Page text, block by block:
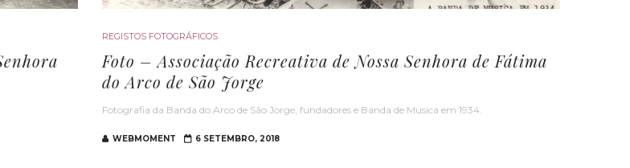
REGISTOS FOTOGRÁFICOS
Foto – Associação Recreativa de Nossa Senhora de Fátima
do Arco de São Jorge
Fotografia da Banda do Arco de São Jorge, fundadores e Banda de Música em 1934.
WEBMOMENT 6 SETEMBRO, 2018